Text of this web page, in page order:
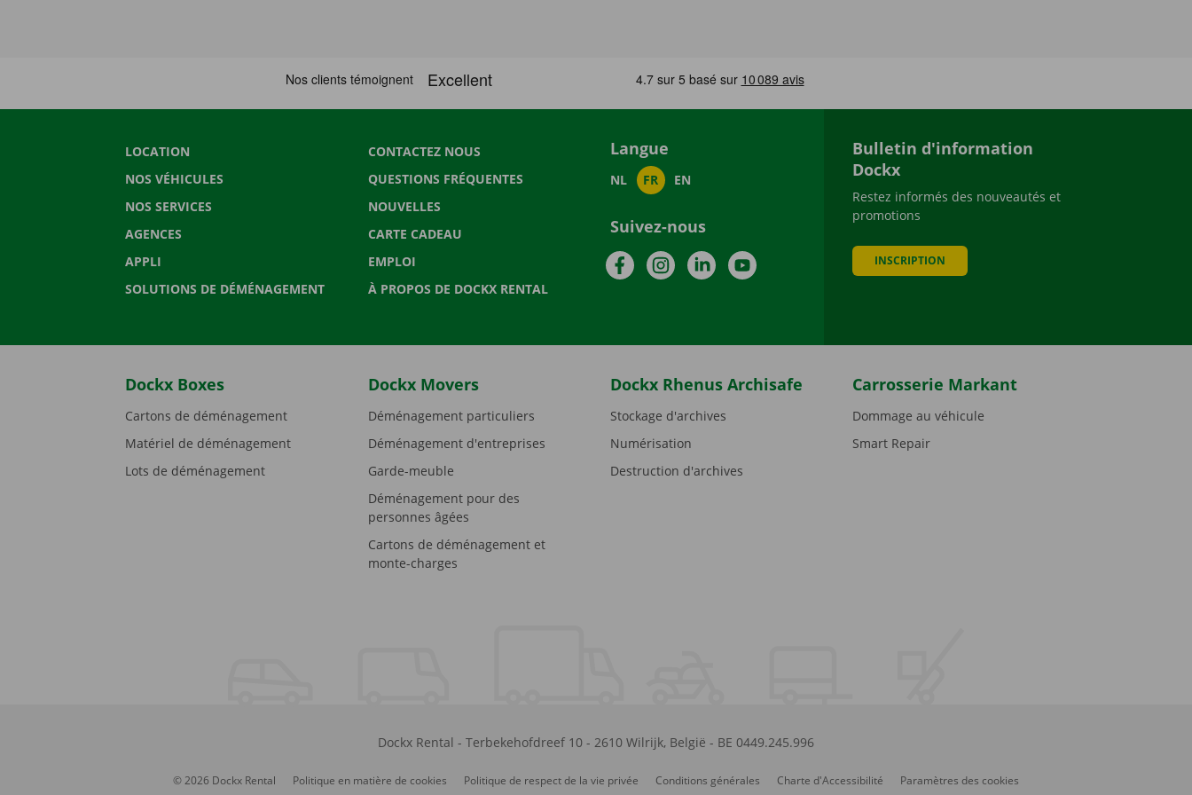
LOCATION
NOS VÉHICULES
NOS SERVICES
AGENCES
APPLI
SOLUTIONS DE DÉMÉNAGEMENT
CONTACTEZ NOUS
QUESTIONS FRÉQUENTES
NOUVELLES
CARTE CADEAU
EMPLOI
À PROPOS DE DOCKX RENTAL
Langue
NL FR EN
Suivez-nous
FacebookInstagramLinkedInYouTube
Bulletin d'information
Dockx
Restez informés des nouveautés et
promotions
INSCRIPTION
Dockx Boxes
Cartons de déménagement
Matériel de déménagement
Lots de déménagement
Dockx Movers
Déménagement particuliers
Déménagement d'entreprises
Garde-meuble
Déménagement pour des
personnes âgées
Cartons de déménagement et
monte-charges
Dockx Rhenus Archisafe
Stockage d'archives
Numérisation
Destruction d'archives
Carrosserie Markant
Dommage au véhicule
Smart Repair
Dockx Rental - Terbekehofdreef 10- 2610 Wilrijk, België - BE 0449.245.996
© 2026 Dockx Rental Politique en matière de cookies Politique de respect de la vie privée Conditions générales Charte d'Accessibilité Paramètres des cookies